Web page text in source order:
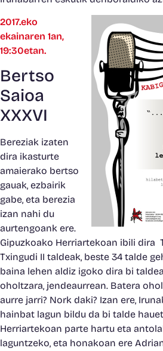
2017.eko
ekainaren 1an,
19:30etan.
Bertso
Saioa
XXXVI
Bereziak izaten
dira ikasturte
amaierako bertso
gauak, ezbairik
gabe, eta berezia
izan nahi du
aurtengoank ere.
Gipuzkoako Herriartekoan ibili dira
Txingudi II taldeak, beste 34 talde
baina lehen aldiz igoko dira bi
oholtzara, jendeaurrean. Batera
aurre jarri? Nork daki? Izan ere,
hainbat lagun bildu da bi talde
Herriartekoan parte hartu eta
laguntzeko, eta honakoan ere